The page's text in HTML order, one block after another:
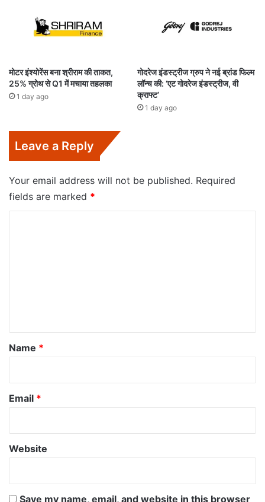
मोटर इंश्योरेंस बना श्रीराम की ताकत,
25% ग्रोथ से Q1 में मचाया तहलका
1 day ago
गोदरेज इंडस्ट्रीज ग्रुप ने नई ब्रांड फिल्म
लॉन्च की: ‘एट गोदरेज इंडस्ट्रीज, वी
क्राफ्ट’
1 day ago
Leave a Reply
Your email address will not be published. Required
fields are marked *
*
Name *
Email *
Website
Save my name, email, and website in this browser